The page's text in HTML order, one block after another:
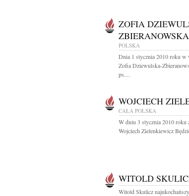
ZOFIA
ZBIERANOWSKA
POLSKA
Dnia 1 stycznia 2010 roku w
Zofia Dziewulska-
ps....
WOJCIECH
CAŁA POLSKA
W dniu 3 stycznia 2010 roku
Wojciech Zielenkiewicz
WITOLD
Witold Skulicz